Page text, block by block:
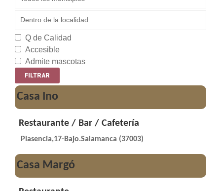
Q de Calidad
Accesible
Admite mascotas
Casa Ino
Restaurante / Bar / Cafetería
Plasencia,17-Bajo.Salamanca (37003)
Casa Margó